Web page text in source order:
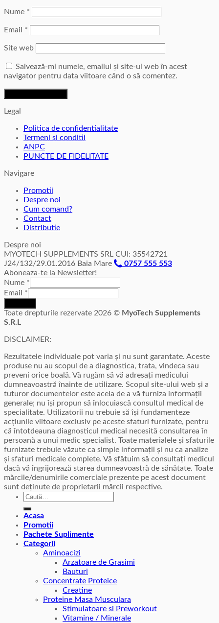
Nume *
Email *
Site web
Salvează-mi numele, emailul și site-ul web în acest
navigator pentru data viitoare când o să comentez.
Legal
Politica de confidentialitate
Termeni si conditii
ANPC
PUNCTE DE FIDELITATE
Navigare
Promotii
Despre noi
Cum comand?
Contact
Distributie
Despre noi
MYOTECH SUPPLEMENTS SRL CUI: 35542721
J24/132/29.01.2016 Baia Mare
0757 555 553
Aboneaza-te la Newsletter!
Nume *
Email *
Toate drepturile rezervate 2026 © MyoTech Supplements
S.R.L
DISCLAIMER:
Rezultatele individuale pot varia și nu sunt garantate. Aceste
produse nu au scopul de a diagnostica, trata, vindeca sau
preveni orice boală. Vă rugăm să vă adresați medicului
dumneavoastră înainte de utilizare. Scopul site-ului web și a
tuturor documentelor este acela de a vă furniza informații
generale; nu își propun să înlocuiască consultul medical de
specialitate. Utilizatorii nu trebuie să își fundamenteze
acțiunile viitoare exclusiv pe aceste sfaturi furnizate, pentru
că întotdeauna diagnosticul medical necesită consultarea în
persoană a unui medic specialist. Toate materialele și sfaturile
furnizate trebuie văzute ca simple informații și nu ca analize
și sfaturi medicale complete. Vă sfătuim să consultați medicul
dacă vă îngrijorează starea dumneavoastră de sănătate. Toate
mărcile/denumirile comerciale prezente pe acest document
sunt deținute de proprietarii mărcii respective.
Caută
Acasa
Promotii
Pachete Suplimente
Categorii
Aminoacizi
Arzatoare de Grasimi
Bauturi
Concentrate Proteice
Creatine
Proteine Masa Musculara
Stimulatoare si Preworkout
Vitamine / Minerale